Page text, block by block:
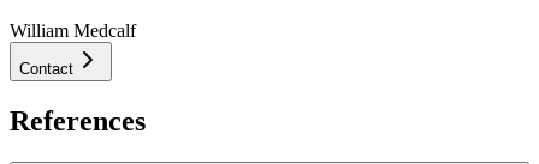
William Medcalf
Contact
References